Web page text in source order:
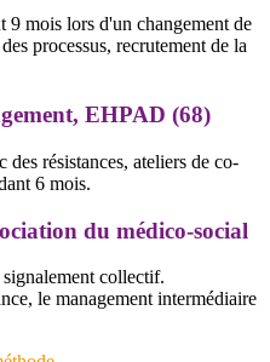
mois lors d'un changement de
processus, recrutement de la
EHPAD (68)
résistances, ateliers de co-
6 mois.
du médico-social
collectif.
le management intermédiaire